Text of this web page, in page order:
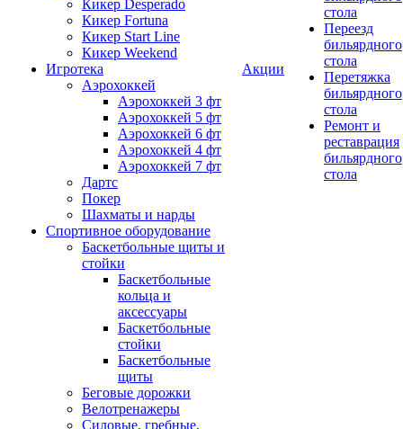
Кикер Desperado
Кикер Fortuna
Кикер Start Line
Кикер Weekend
Игротека
Аэрохоккей
Аэрохоккей 3 фт
Аэрохоккей 5 фт
Аэрохоккей 6 фт
Аэрохоккей 4 фт
Аэрохоккей 7 фт
Дартс
Покер
Шахматы и нарды
Спортивное оборудование
Баскетбольные щиты и
стойки
Баскетбольные
кольца и
аксессуары
Баскетбольные
стойки
Баскетбольные
щиты
Беговые дорожки
Велотренажеры
Силовые, гребные,
Акции
стола
Переезд
бильярдного
стола
Перетяжка
бильярдного
стола
Ремонт и
реставрация
бильярдного
стола